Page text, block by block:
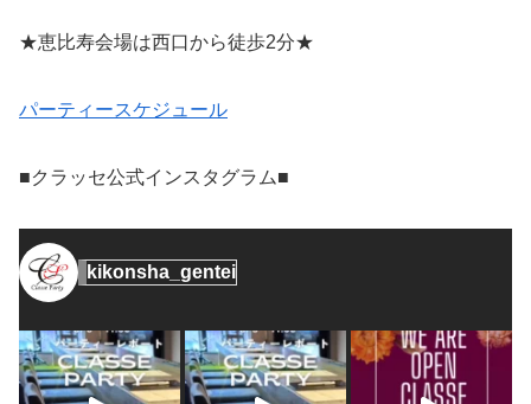
★恵比寿会場は西口から徒歩2分★
パーティースケジュール
■クラッセ公式インスタグラム■
kikonsha_gentei